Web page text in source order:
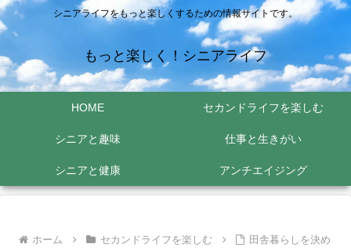
シニアライフをもっと楽しくするための情報サイトです。
もっと楽しく！シニアライフ
HOME セカンドライフを楽しむ
シニアと趣味 仕事と生きがい
シニアと健康 アンチエイジング
ホーム セカンドライフを楽しむ
田舎暮らしを決め